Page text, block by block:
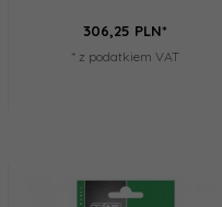
306,25 PLN*
* z podatkiem VAT